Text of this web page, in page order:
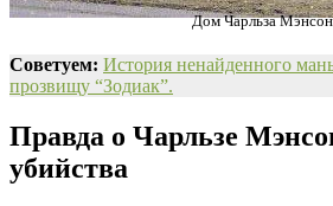
Дом Чарльза
Советуем: История ненайденного
прозвищу “Зодиак”.
Правда о Чарльзе
убийства